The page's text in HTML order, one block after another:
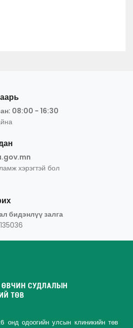
08:00 - 16:30
хэрэгтэй бол
бидэнлүү залга
онд одоогийн улсын клиникийн төв